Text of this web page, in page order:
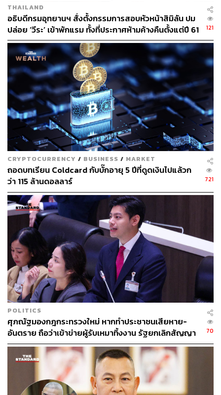
ทั้งปรับตามมาตรา 70
ศึกษาพระราชกําหนดการประกอบธุรกิจสินทรัพย์ดิจิทัล พ.ศ.
2561 ฉบับเต็มได้ที่ www.ratchakitcha.soc.go.th/DATA/PDF/
2561/A/033/43.PDF
อ้างอิง:
www.ratchakitcha.soc.go.th/DATA/PDF/2561/A/033/4
3.PDF
สามารถติดตาม THE STANDARD WEALTH
ผ่านแอปพลิเคชันต่างๆ ที่คุณสะดวกหรือใช้งานอยู่แล้วได้เลย
TAGS: พ.ร.ก. การประกอบธุรกิจสินทรัพย์ดิจิทัล
สำนักงานคณะกรรมการกำกับหลักทรัพย์และ
ตลาดหลักทรัพย์ (ก.ล.ต.)
Cryptocurrency
ราชกิจจานุเบกษา
สกุลเงินดิจิทัล
พ.ร.ก.
พระราชกําหนดการประกอบธุรกิจสินทรัพย์ดิจิทัล
THAILAND
อธิบดีกรมอุทยานฯ สั่งตั้งกรรมการสอบหัวหน้าสิมิลัน ปม
ปล่อย ‘วีระ’ เข้าพักแรม ทั้งที่ประกาศห้ามค้างคืนตั้งแต่ปี 61
121
CRYPTOCURRENCY / BUSINESS / MARKET
ถอดบทเรียน Coldcard กับบั๊กอายุ 5 ปีที่ดูดเงินไปแล้วก
ว่า 115 ล้านดอลลาร์
721
POLITICS
ศุภณัฐมองกฎกระทรวงใหม่ หากทำประชาชนเสียหาย-
อันตราย ถือว่าเข้าข่ายผู้รับเหมาทิ้งงาน รัฐยกเลิกสัญญา
ได้ทันที
70